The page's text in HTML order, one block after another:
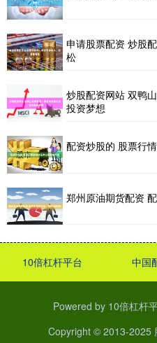
申请股票配资 炒股
松
炒股配资网站 双鸭
投资梦想
配资炒股的 股票行
郑州原油期货配资
10倍杠杆平台 中国
Powered by 10倍杠杆
Copyright © 2013-2025